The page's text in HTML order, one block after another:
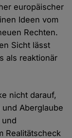
europäischer
Ideen vom
Rechten.
Sicht lässt
als reaktionär
nicht darauf,
Aberglaube
Realitätscheck